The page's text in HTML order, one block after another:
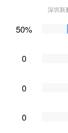
深圳新
50%
0
0
0